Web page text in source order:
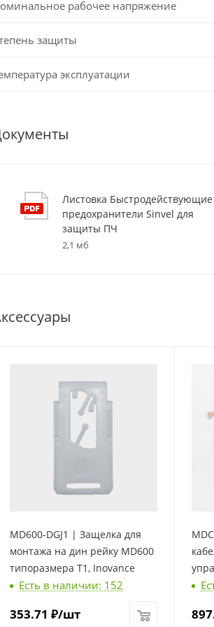
рабочее напряжение
защиты
эксплуатации
Листовка Быстродействующие
предохранители Sinvel для
защиты ПЧ
2,1 мб
MD600-DGJ1 | Защелка для
монтажа на дин рейку MD600
типоразмера T1, Inovance
Есть в наличии: 152
353.71 ₽/шт